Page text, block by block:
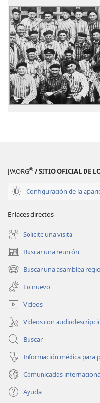
JW.ORG® / SITIO OFICIAL DE
Configuración de la
Enlaces directos
Solicite una visita
Buscar una reunión
(abre
una
nueva
ventana)
Buscar una asamblea
(abre
una
nueva
ventana)
Lo nuevo
Videos
Videos con
Buscar
Información médica para
Comunicados
Ayuda